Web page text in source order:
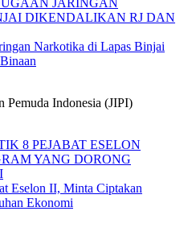
Narkotika di Lapas Binjai
Pemuda Indonesia (JIPI)
Eselon II, Minta Ciptakan
Ekonomi